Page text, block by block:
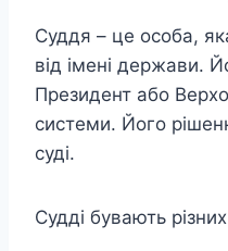
Суддя – це особа,
від імені держави.
Президент або
системи. Його
суді.
Судді бувають різних